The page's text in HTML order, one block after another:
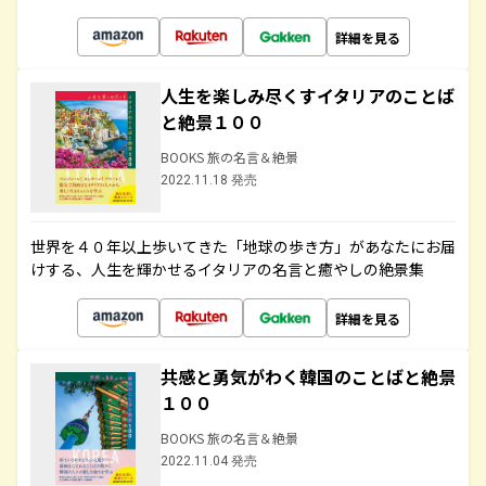
詳細を見る
人生を楽しみ尽くすイタリアのことば
と絶景１００
BOOKS 旅の名言＆絶景
2022.11.18 発売
世界を４０年以上歩いてきた「地球の歩き方」があなたにお届
けする、人生を輝かせるイタリアの名言と癒やしの絶景集
詳細を見る
共感と勇気がわく韓国のことばと絶景
１００
BOOKS 旅の名言＆絶景
2022.11.04 発売